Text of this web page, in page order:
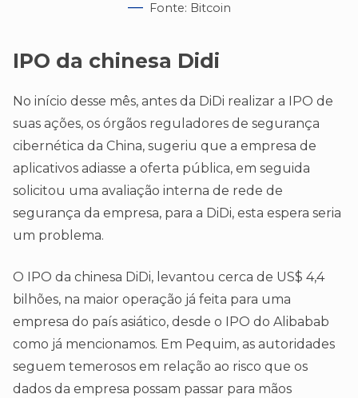
Fonte: Bitcoin
IPO da chinesa Didi
No início desse mês, antes da DiDi realizar a IPO de
suas ações, os órgãos reguladores de segurança
cibernética da China, sugeriu que a empresa de
aplicativos adiasse a oferta pública, em seguida
solicitou uma avaliação interna de rede de
segurança da empresa, para a DiDi, esta espera seria
um problema.
O IPO da chinesa DiDi, levantou cerca de US$ 4,4
bilhões, na maior operação já feita para uma
empresa do país asiático, desde o IPO do Alibabab
como já mencionamos. Em Pequim, as autoridades
seguem temerosos em relação ao risco que os
dados da empresa possam passar para mãos